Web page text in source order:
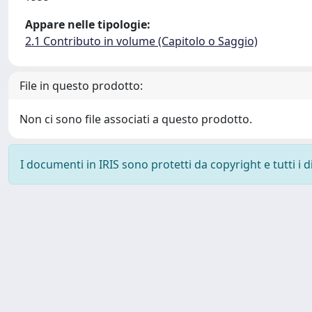
Appare nelle tipologie:
2.1 Contributo in volume (Capitolo o Saggio)
File in questo prodotto:
Non ci sono file associati a questo prodotto.
I documenti in IRIS sono protetti da copyright e tutti i